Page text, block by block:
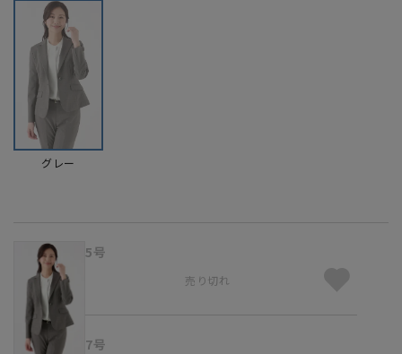
グレー
5号
売り切れ
7号